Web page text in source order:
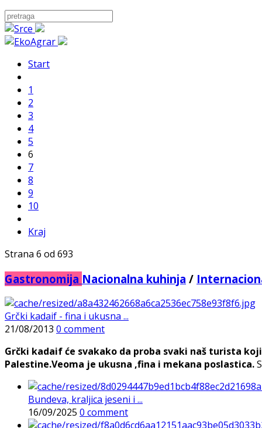
Start
1
2
3
4
5
6
7
8
9
10
Kraj
Strana 6 od 693
Gastronomija Nacionalna kuhinja /
Grčki kadaif - fina i ukusna ...
21/08/2013 0 comment
Grčki kadaif će svakako da proba svaki naš turista
Palestine.Veoma je ukusna ,fina i mekana poslastica.
Bundeva, kraljica jeseni i ...
16/09/2025 0 comment